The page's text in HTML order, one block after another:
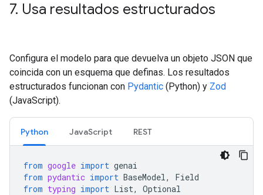
7. Usa resultados estructurados
Configura el modelo para que devuelva un objeto JSON que
coincida con un esquema que definas. Los resultados
estructurados funcionan con Pydantic (Python) y Zod
(JavaScript).
Python JavaScript REST
from google import genai
from pydantic import BaseModel,
Field
from typing import List, Optional